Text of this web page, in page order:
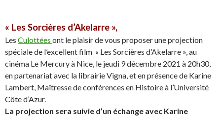
« Les Sorcières d’Akelarre »,
Les Culottées ont le plaisir de vous proposer une projection
spéciale de l’excellent film « Les Sorcières d’Akelarre », au
cinéma Le Mercury à Nice, le jeudi 9 décembre 2021 à 20h30,
en partenariat avec la librairie Vigna, et en présence de Karine
Lambert, Maîtresse de conférences en Histoire à l’Université
Côte d’Azur.
La projection sera suivie d’un échange avec Karine